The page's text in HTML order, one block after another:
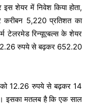
शेयर में निवेश किया होता,
करीबन 5,220 प्रतिशत का
टेलरमेड रिन्यूएबल्स के शेयर
रुपये से बढ़कर 652.20
12.26 रुपये से बढ़कर 14
इसका मतलब है कि एक साल